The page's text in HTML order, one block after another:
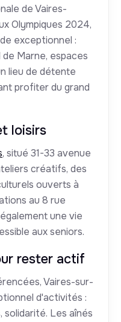
de Vaires-
Olympiques 2024,
exceptionnel :
Marne, espaces
lieu de détente
profiter du grand
loisirs
, situé 31-33 avenue
créatifs, des
ouverts à
au 8 rue
une vie
aux seniors.
rester actif
Vaires-sur-
d'activités :
solidarité. Les aînés